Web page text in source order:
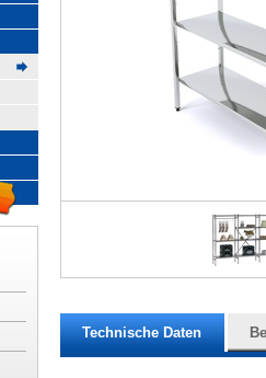
Technische Daten